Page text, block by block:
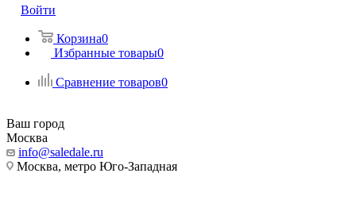
Войти
Корзина0
Избранные товары0
Сравнение товаров0
Ваш город
Москва
info@saledale.ru
Москва, метро Юго-Западная